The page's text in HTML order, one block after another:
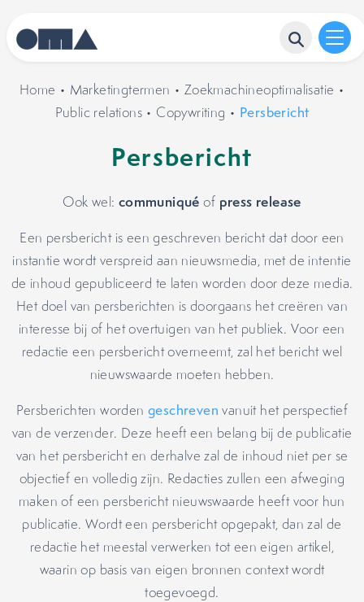
Home • Marketingtermen • Zoekmachineoptimalisatie •
Public relations • Copywriting • Persbericht
Persbericht
Ook wel: communiqué of press release
Een persbericht is een geschreven bericht dat door een
instantie wordt verspreid aan nieuwsmedia, met de intentie
de inhoud gepubliceerd te laten worden door deze media.
Het doel van persberichten is doorgaans het creëren van
interesse bij of het overtuigen van het publiek. Voor een
redactie een persbericht overneemt, zal het bericht wel
nieuwswaarde moeten hebben.
Persberichten wordengeschreven vanuit het perspectief
van de verzender. Deze heeft een belang bij de publicatie
van het persbericht en derhalve zal de inhoud niet per se
objectief en volledig zijn. Redacties zullen een afweging
maken of een persbericht nieuwswaarde heeft voor hun
publicatie. Wordt een persbericht opgepakt, dan zal de
redactie het meestal verwerken tot een eigen artikel,
waarin op basis van eigen bronnen context wordt
toegevoegd.